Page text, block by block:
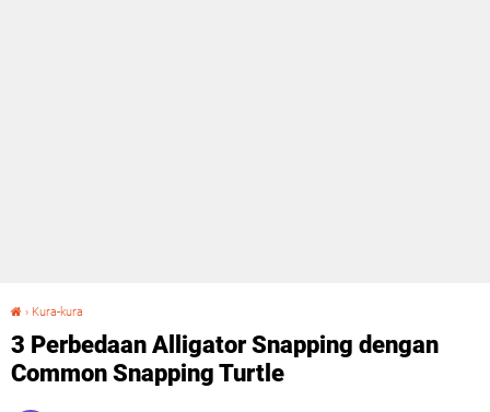
› Kura-kura
3 Perbedaan Alligator Snapping dengan
Common Snapping Turtle